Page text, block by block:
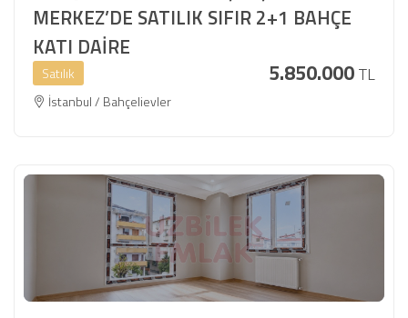
MERKEZ’DE SATILIK SIFIR 2+1 BAHÇE
KATI DAİRE
Satılık 5.850.000TL
İstanbul / Bahçelievler